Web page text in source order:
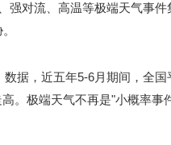
强对流、高温等极端天气事
据，近五年5-6月期间，全
。极端天气不再是"小概率事